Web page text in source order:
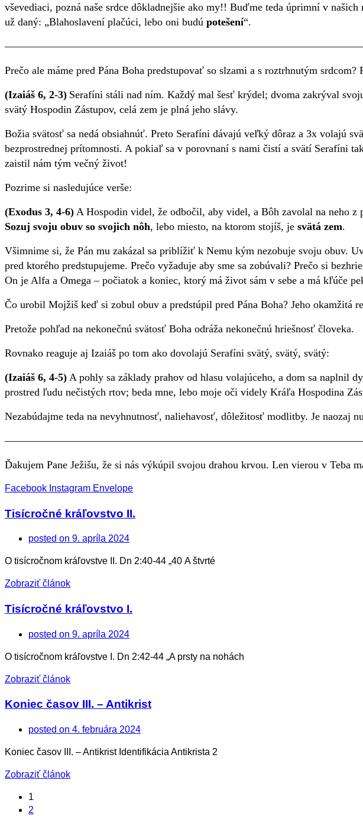
vševediaci, pozná naše srdce dôkladnejšie ako my!! Buďme teda úprimní v
už daný: „Blahoslavení plačúci, lebo oni budú potešení“.
Prečo ale máme pred Pána Boha predstupovať so slzami a s roztrhnutým
(Izaiáš 6, 2-3) Serafíni stáli nad ním. Každý mal šesť krýdel; dvoma zakrýval
svätý Hospodin Zástupov, celá zem je plná jeho slávy.
Božia svätosť sa nedá obsiahnúť. Preto Serafíni dávajú veľký dôraz a 3x volajú
bezprostrednej prítomnosti. A pokiaľ sa v porovnaní s nami čistí a svätí Serafíni
zaistil nám tým večný život!
Pozrime si nasledujúce verše:
(Exodus 3, 4-6) A Hospodin videl, že odbočil, aby videl, a Bôh zavolal na neho
Sozuj svoju obuv so svojich nôh, lebo miesto, na ktorom stojíš, je svätá zem.
Všimnime si, že Pán mu zakázal sa priblížiť k Nemu kým nezobuje svoju obuv.
pred ktorého predstupujeme. Prečo vyžaduje aby sme sa zobúvali? Prečo si
On je Alfa a Omega – počiatok a koniec, ktorý má život sám v sebe a má kľúče
Čo urobil Mojžiš keď si zobul obuv a predstúpil pred Pána Boha? Jeho okamžitá
Pretože pohľad na nekonečnú svätosť Boha odráža nekonečnú hriešnosť človeka.
Rovnako reaguje aj Izaiáš po tom ako dovolajú Serafíni svätý, svätý, svätý:
(Izaiáš 6, 4-5) A pohly sa základy prahov od hlasu volajúceho, a dom sa naplnil
prostred ľudu nečistých rtov; beda mne, lebo moje oči videly Kráľa Hospodina
Nezabúdajme teda na nevyhnutnosť, naliehavosť, dôležitosť modlitby. Je naozaj
Ďakujem Pane Ježišu, že si nás výkúpil svojou drahou krvou. Len vierou v Teba
Facebook Instagram Envelope
Tisícročné kráľovstvo II.
posted on 9. apríla 2024
O tisícročnom kráľovstve II. Dn 2:40-44 „40 A štvrté
Zobraziť článok
Tisícročné kráľovstvo I.
posted on 9. apríla 2024
O tisícročnom kráľovstve I. Dn 2:42-44 „A prsty na nohách
Zobraziť článok
Koniec časov III. – Antikrist
posted on 4. februára 2024
Koniec časov III. – Antikrist Identifikácia Antikrista 2
Zobraziť článok
1
2